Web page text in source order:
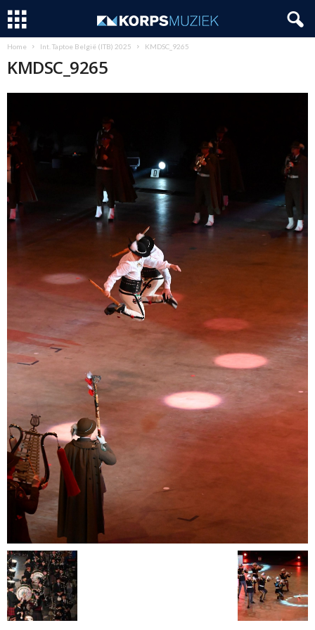
Home Int. Taptoe België (ITB) 2025 KMDSC_9265
KMDSC_9265